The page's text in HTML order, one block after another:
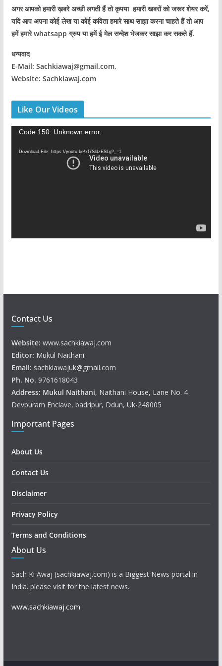
अगर आपको हमारी ख़बरे अच्छी लगती हैं तो कृपया हमारी खबरों को जरूर शेयर करें,
यदि आप अपना कोई लेख या कोई कविता हमारे साथ साझा करना चाहते हैं तो आप
हमें हमारे whatsapp ग्रुप या हमें ई मेल सन्देश भेजकर साझा कर सकते हैं.
धन्यवाद
E-Mail: Sachkiawaj@gmail.com,
Website: Sachkiawaj.com
Like Our Videos
Code 150: Unknown error.
Download File: https://youtu.be/xf7SldzESLg?_=1
Contact Us
Website: www.sachkiawaj.com
Editor: Mukul Naithani
Email: sachkiawajuk@gmail.com
Ph. No. 9761618043
Address: Mukul Naithani, Naithani House, Lane No. 4
Devpuram Enclave, badripur, Ddun, Uk-248005
Important Pages
About Us
Contact Us
Disclaimer
Privacy Policy
Terms and Conditions
About Us
Sach Ki Awaj (sachkiawaj.com) is a Biggest News portal in
India. please visit for the latest news.
www.sachkiawaj.com